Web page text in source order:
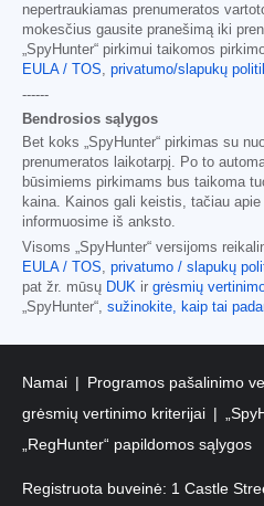
nepertraukiamas prenumeratos
mokesčius gausite pranešimą iki
„SpyHunter“ pirkimui taikomos
EULA / TOS
privatumo/slapukų
------
Bendrosios sąlygos
Bet koks „SpyHunter“ pirkimas su
prenumeratos laikotarpį. Po to
būsimiems pirkimams bus taikoma
kaina. Kainos gali keistis, tačiau
informuosime iš anksto.
Visoms „SpyHunter“ versijoms
EULA / TOS
privatumo / slapukų
pat žr. mūsų DUK ir grėsmių
„SpyHunter“, sužinokite, kaip tai
Namai Programos pašalinimo
grėsmių vertinimo kriterijai
„RegHunter“ papildomos sąlygos
Registruota buveinė: 1 Castle